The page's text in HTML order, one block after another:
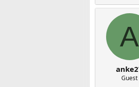
A
Guest